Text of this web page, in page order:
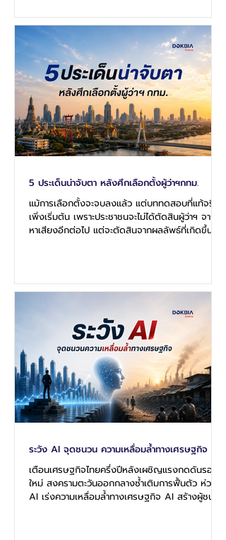
อุปกรณ์อิเล็กทรอนิกส์ ขณะที่ภาคอสังหาริมทรัพย์
ซึ่งเคยเป็นแรงขับเคลื่อนหลักของเศรษฐกิจ ยังคง
เผชิญแรงกดดันและฟื้นตัวได้อย่างจำกัด ข้อมูลดัง
กล่าวสะท้อนว่า จีนกำลังพยายามปรับโครงสร้าง
เศรษฐกิจจากการพึ่งพาการลงทุนด้านอสั
5 ประเด็นน่าจับตา หลังศึกเลือกตั้งผู้ว่าฯกทม.
แม้การเลือกตั้งจะจบลงแล้ว แต่บททดสอบที่แท้จริง
เพิ่งเริ่มต้น เพราะประชาชนจะไม่ได้ตัดสินผู้ว่าฯ จากคำ
หาเสียงอีกต่อไป แต่จะตัดสินจากผลลัพธ์ที่เกิดขึ้น
และคุณภาพชีวิตของคนเมือง ซึ่งล้วนเป็นปัญหาที่
นโยบาย อีกประเด็นที่น่าจับตาคือ ความสามารถในการ
ทำงานร่วมกับหน่วยงานต่าง ๆ ทั้งภาครัฐและรัฐบาล
ระวัง AI จุดชนวน ความเหลื่อมล้ำทางเศรษฐกิจ
เตือนเศรษฐกิจไทยครึ่งปีหลังเผชิญแรงกดดันรอบ
ใหม่ สงครามตะวันออกกลางซ้ำเติมการฟื้นตัว ห่วง
AI เร่งความเหลื่อมล้ำทางเศรษฐกิจ AI สร้างผู้ชนะ